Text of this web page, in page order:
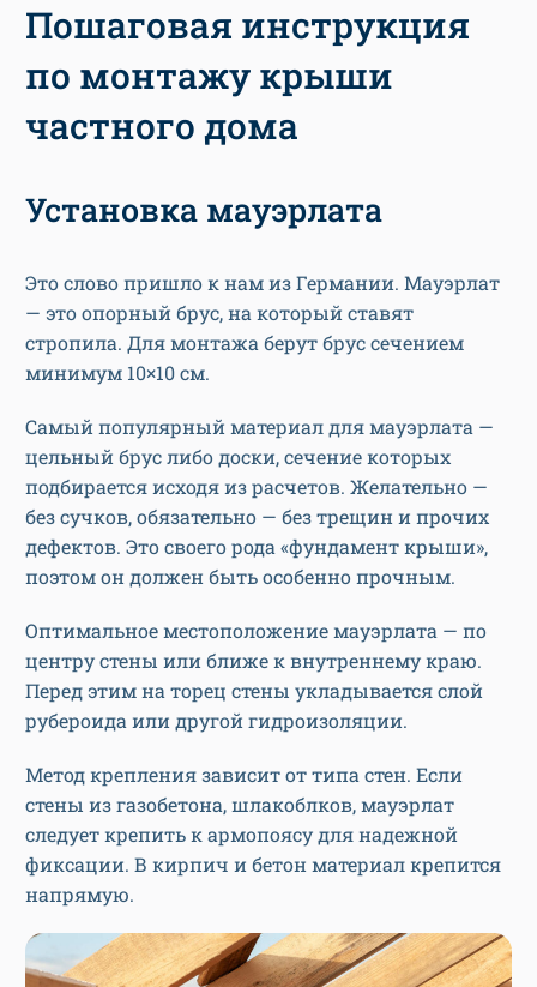
Пошаговая инструкция
по монтажу крыши
частного дома
Установка мауэрлата
Это слово пришло к нам из Германии. Мауэрлат
— это опорный брус, на который ставят
стропила. Для монтажа берут брус сечением
минимум 10×10 см.
Самый популярный материал для мауэрлата —
цельный брус либо доски, сечение которых
подбирается исходя из расчетов. Желательно —
без сучков, обязательно — без трещин и прочих
дефектов. Это своего рода «фундамент крыши»,
поэтом он должен быть особенно прочным.
Оптимальное местоположение мауэрлата — по
центру стены или ближе к внутреннему краю.
Перед этим на торец стены укладывается слой
рубероида или другой гидроизоляции.
Метод крепления зависит от типа стен. Если
стены из газобетона, шлакоблков, мауэрлат
следует крепить к армопоясу для надежной
фиксации. В кирпич и бетон материал крепится
напрямую.